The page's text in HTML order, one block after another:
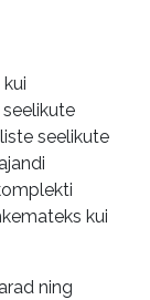
seelikute
kui
ning